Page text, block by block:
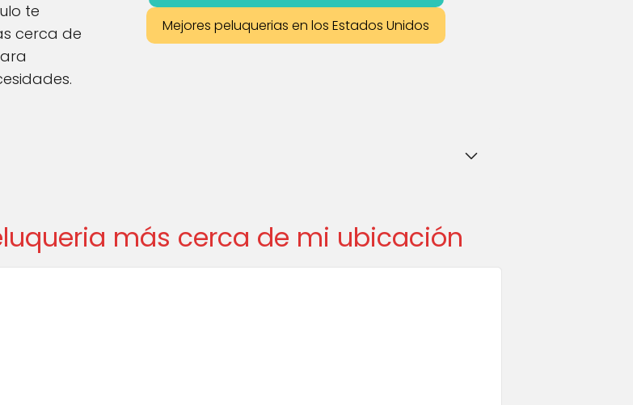
te
cerca de
Mejores peluquerias en los Estados Unidos
más cerca de mi ubicación